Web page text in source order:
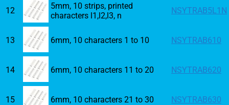
12
5mm, 10 strips, printed
characters l1,l2,l3, n
NSYTRAB5L1N
13 6mm, 10 characters 1 to 10 NSYTRAB610
14 6mm, 10 characters 11 to 20 NSYTRAB620
15 6mm, 10 characters 21 to 30 NSYTRAB630